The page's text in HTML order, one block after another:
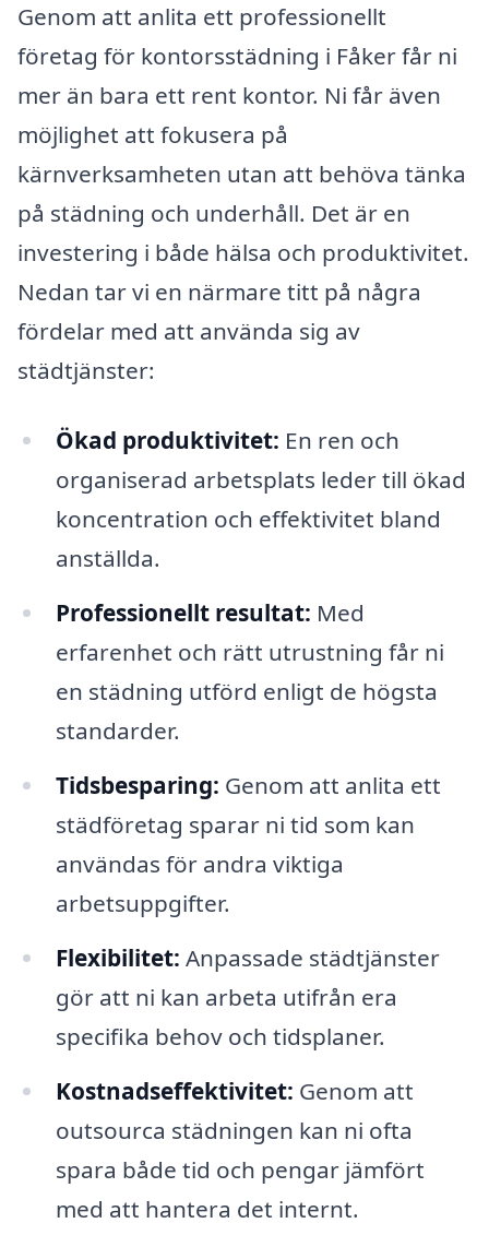
Genom att anlita ett professionellt
företag för kontorsstädning i Fåker får ni
mer än bara ett rent kontor. Ni får även
möjlighet att fokusera på
kärnverksamheten utan att behöva tänka
på städning och underhåll. Det är en
investering i både hälsa och produktivitet.
Nedan tar vi en närmare titt på några
fördelar med att använda sig av
städtjänster:
Ökad produktivitet: En ren och
organiserad arbetsplats leder till ökad
koncentration och effektivitet bland
anställda.
Professionellt resultat: Med
erfarenhet och rätt utrustning får ni
en städning utförd enligt de högsta
standarder.
Tidsbesparing: Genom att anlita ett
städföretag sparar ni tid som kan
användas för andra viktiga
arbetsuppgifter.
Flexibilitet: Anpassade städtjänster
gör att ni kan arbeta utifrån era
specifika behov och tidsplaner.
Kostnadseffektivitet: Genom att
outsourca städningen kan ni ofta
spara både tid och pengar jämfört
med att hantera det internt.